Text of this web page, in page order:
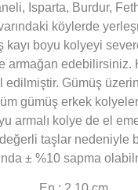
Isparta, Burdur,
köylerde
kayı boyu kolyeyi
armağan edebilirsiniz.
edilmiştir. Gümüş
gümüş erkek
armalı kolye de el
taşlar nedeniyle
± %10 sapma